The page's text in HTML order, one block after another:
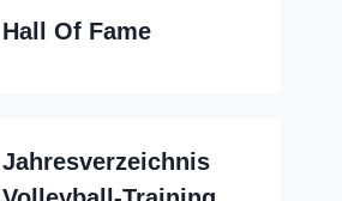
Hall Of Fame
Jahresverzeichnis